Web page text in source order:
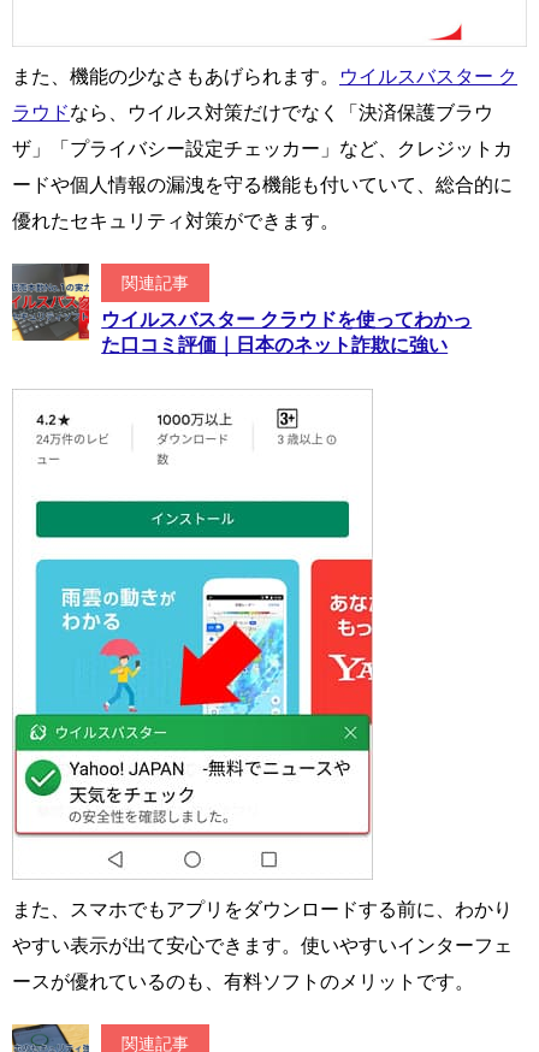
また、機能の少なさもあげられます。
ウイルスバスター ク
ラウドなら、ウイルス対策だけでなく「決済保護ブラウ
ザ」「プライバシー設定チェッカー」など、クレジットカ
ードや個人情報の漏洩を守る機能も付いていて、総合的に
優れたセキュリティ対策ができます。
関連記事
ウイルスバスター クラウドを使ってわかっ
た口コミ評価｜日本のネット詐欺に強い
また、スマホでもアプリをダウンロードする前に、わかり
やすい表示が出て安心できます。使いやすいインターフェ
ースが優れているのも、有料ソフトのメリットです。
関連記事